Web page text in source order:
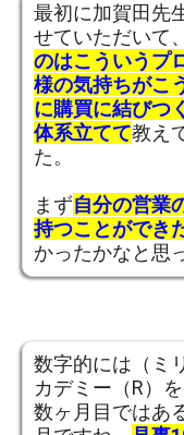
最初に加賀田先
せていただいて
のはこういうプ
様の気持ちがこ
に購買に結びつ
体系立てて教え
た。
まず自分の営業
持つことができ
かったかなと思
数字的には（ミ
カデミー（R）
数ヶ月目ではあ